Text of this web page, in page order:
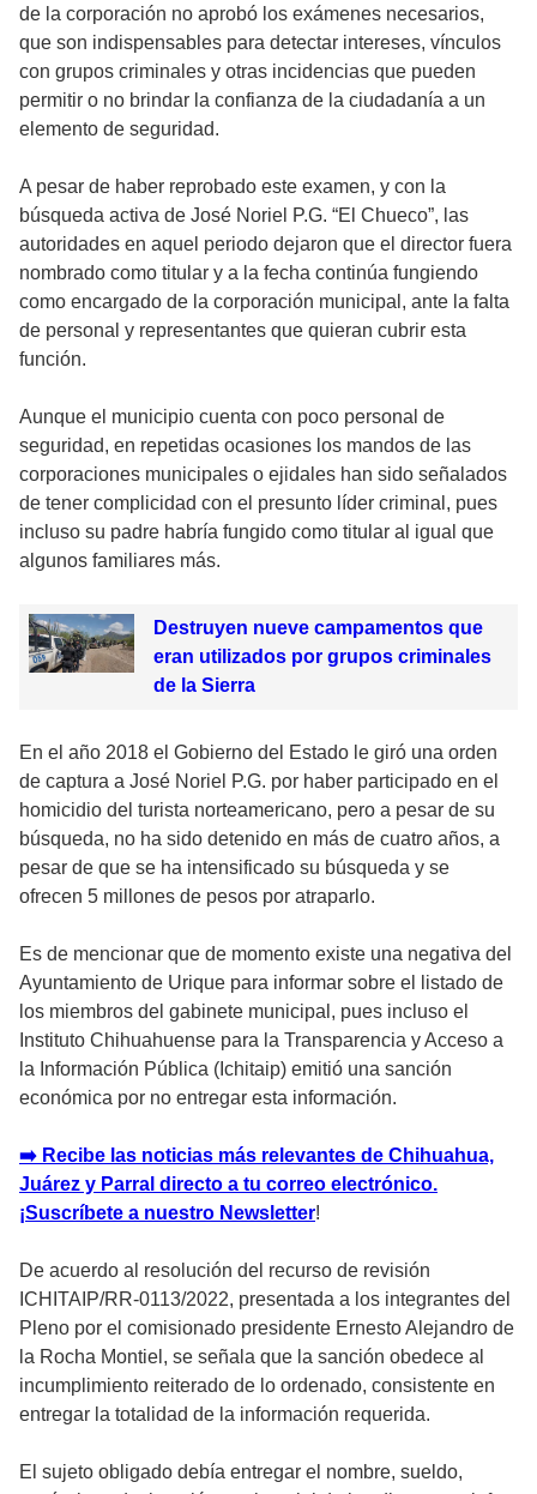
de la corporación no aprobó los exámenes necesarios,
que son indispensables para detectar intereses, vínculos
con grupos criminales y otras incidencias que pueden
permitir o no brindar la confianza de la ciudadanía a un
elemento de seguridad.
A pesar de haber reprobado este examen, y con la
búsqueda activa de José Noriel P.G. “El Chueco”, las
autoridades en aquel periodo dejaron que el director fuera
nombrado como titular y a la fecha continúa fungiendo
como encargado de la corporación municipal, ante la falta
de personal y representantes que quieran cubrir esta
función.
Aunque el municipio cuenta con poco personal de
seguridad, en repetidas ocasiones los mandos de las
corporaciones municipales o ejidales han sido señalados
de tener complicidad con el presunto líder criminal, pues
incluso su padre habría fungido como titular al igual que
algunos familiares más.
Destruyen nueve campamentos que
eran utilizados por grupos criminales
de la Sierra
En el año 2018 el Gobierno del Estado le giró una orden
de captura a José Noriel P.G. por haber participado en el
homicidio del turista norteamericano, pero a pesar de su
búsqueda, no ha sido detenido en más de cuatro años, a
pesar de que se ha intensificado su búsqueda y se
ofrecen 5 millones de pesos por atraparlo.
Es de mencionar que de momento existe una negativa del
Ayuntamiento de Urique para informar sobre el listado de
los miembros del gabinete municipal, pues incluso el
Instituto Chihuahuense para la Transparencia y Acceso a
la Información Pública (Ichitaip) emitió una sanción
económica por no entregar esta información.
➡️ Recibe las noticias más relevantes de Chihuahua,
Juárez y Parral directo a tu correo electrónico.
¡Suscríbete a nuestro Newsletter!
De acuerdo al resolución del recurso de revisión
ICHITAIP/RR-0113/2022, presentada a los integrantes del
Pleno por el comisionado presidente Ernesto Alejandro de
la Rocha Montiel, se señala que la sanción obedece al
incumplimiento reiterado de lo ordenado, consistente en
entregar la totalidad de la información requerida.
El sujeto obligado debía entregar el nombre, sueldo,